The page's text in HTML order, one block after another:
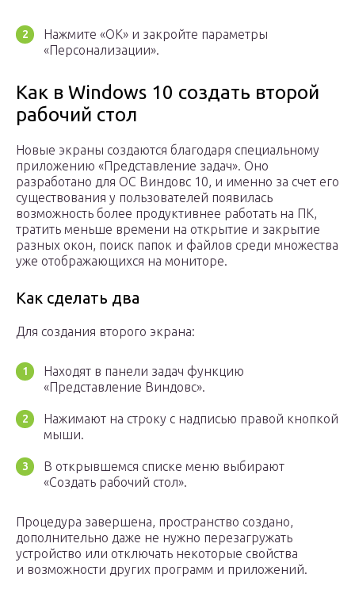
Нажмите «ОК» и закройте параметры
«Персонализации».
Как в Windows 10 создать второй
рабочий стол
Новые экраны создаются благодаря специальному
приложению «Представление задач». Оно
разработано для ОС Виндовс 10, и именно за счет его
существования у пользователей появилась
возможность более продуктивнее работать на ПК,
тратить меньше времени на открытие и закрытие
разных окон, поиск папок и файлов среди множества
уже отображающихся на мониторе.
Как сделать два
Для создания второго экрана:
Находят в панели задач функцию
«Представление Виндовс».
Нажимают на строку с надписью правой кнопкой
мыши.
В открывшемся списке меню выбирают
«Создать рабочий стол».
Процедура завершена, пространство создано,
дополнительно даже не нужно перезагружать
устройство или отключать некоторые свойства
и возможности других программ и приложений.